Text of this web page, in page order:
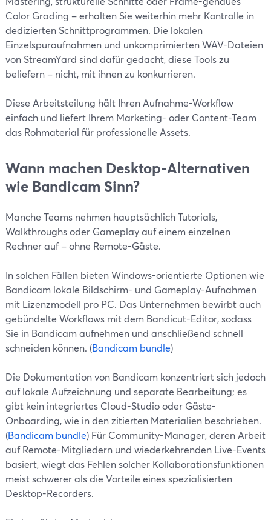
Color Grading – erhalten Sie weiterhin mehr Kontrolle in
dedizierten Schnittprogrammen. Die lokalen
Einzelspuraufnahmen und unkomprimierten WAV-Dateien
von StreamYard sind dafür gedacht, diese Tools zu
beliefern – nicht, mit ihnen zu konkurrieren.
Diese Arbeitsteilung hält Ihren Aufnahme-Workflow
einfach und liefert Ihrem Marketing- oder Content-Team
das Rohmaterial für professionelle Assets.
Wann machen Desktop-Alternativen
wie Bandicam Sinn?
Manche Teams nehmen hauptsächlich Tutorials,
Walkthroughs oder Gameplay auf einem einzelnen
Rechner auf – ohne Remote-Gäste.
In solchen Fällen bieten Windows-orientierte Optionen wie
Bandicam lokale Bildschirm- und Gameplay-Aufnahmen
mit Lizenzmodell pro PC. Das Unternehmen bewirbt auch
gebündelte Workflows mit dem Bandicut-Editor, sodass
Sie in Bandicam aufnehmen und anschließend schnell
schneiden können. (Bandicam bundle)
Die Dokumentation von Bandicam konzentriert sich jedoch
auf lokale Aufzeichnung und separate Bearbeitung; es
gibt kein integriertes Cloud-Studio oder Gäste-
Onboarding, wie in den zitierten Materialien beschrieben.
(Bandicam bundle) Für Community-Manager, deren Arbeit
auf Remote-Mitgliedern und wiederkehrenden Live-Events
basiert, wiegt das Fehlen solcher Kollaborationsfunktionen
meist schwerer als die Vorteile eines spezialisierten
Desktop-Recorders.